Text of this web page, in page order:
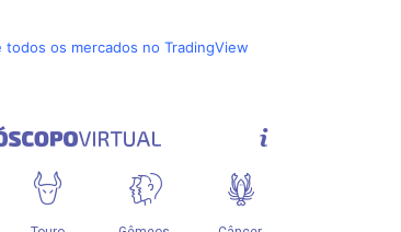
todos os mercados no TradingView